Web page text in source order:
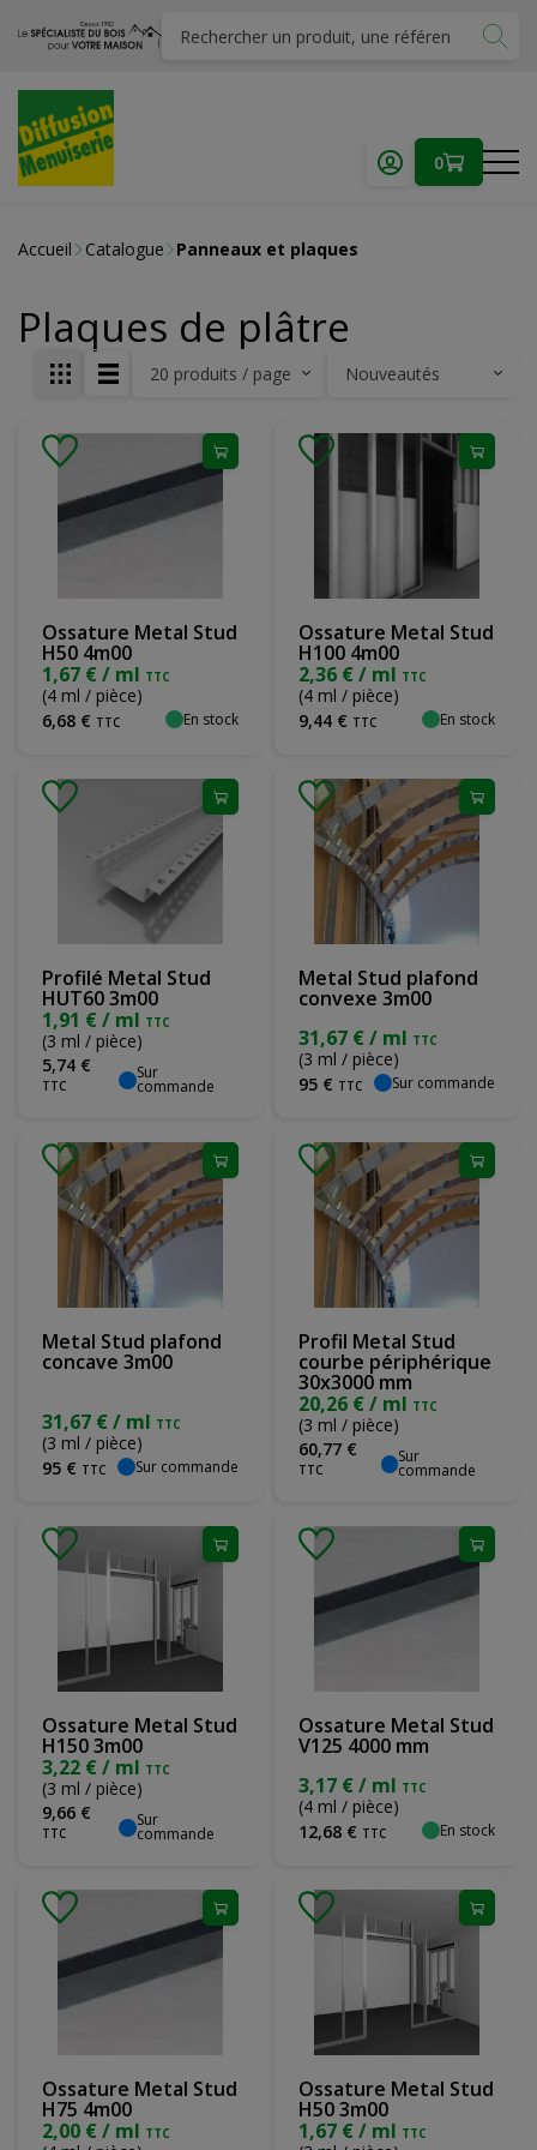
0
Accueil Catalogue Panneaux et plaques
Plaques de plâtre
Ossature Metal Stud
H50 4m00
1,67 € / ml TTC
(4 ml / pièce)
6,68 € TTC En stock
Ossature Metal Stud
H100 4m00
2,36 € / ml TTC
(4 ml / pièce)
9,44 € TTC En stock
Profilé Metal Stud
HUT60 3m00
1,91 € / ml TTC
(3 ml / pièce)
5,74 €
TTC
Sur
commande
Metal Stud plafond
convexe 3m00
31,67 € / ml TTC
(3 ml / pièce)
95 € TTC Sur commande
Metal Stud plafond
concave 3m00
31,67 € / ml TTC
(3 ml / pièce)
95 € TTC Sur commande
Profil Metal Stud
courbe périphérique
30x3000 mm
20,26 € / ml TTC
(3 ml / pièce)
60,77 €
TTC
Sur
commande
Ossature Metal Stud
H150 3m00
3,22 € / ml TTC
(3 ml / pièce)
9,66 €
TTC
Sur
commande
Ossature Metal Stud
V125 4000 mm
3,17 € / ml TTC
(4 ml / pièce)
12,68 € TTC En stock
Ossature Metal Stud
H75 4m00
2,00 € / ml TTC
Ossature Metal Stud
H50 3m00
1,67 € / ml TTC